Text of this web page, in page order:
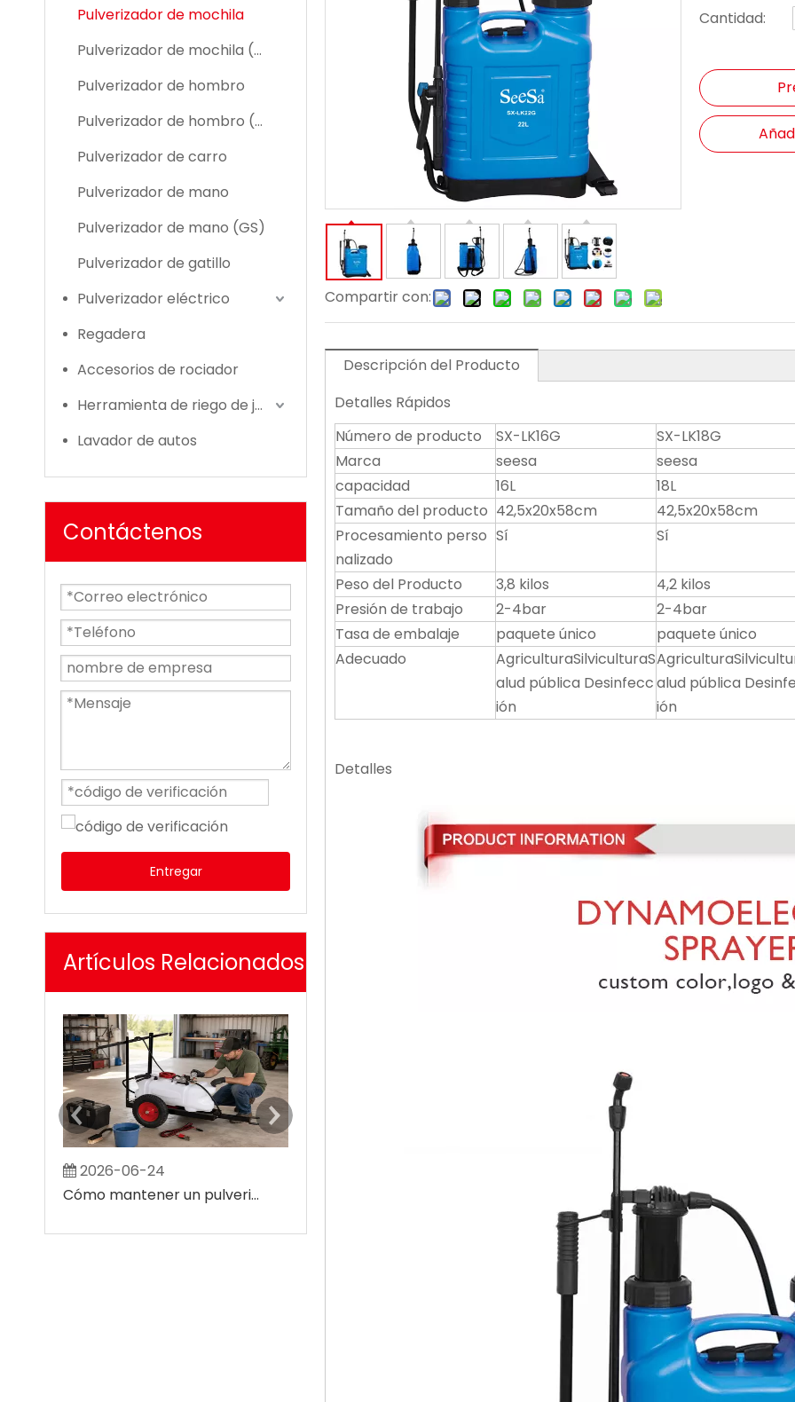
Pulverizador de mochila
Pulverizador de mochila (GS)
Pulverizador de hombro
Pulverizador de hombro (GS)
Pulverizador de carro
Pulverizador de mano
Pulverizador de mano (GS)
Pulverizador de gatillo
Pulverizador eléctrico
Regadera
Accesorios de rociador
Herramienta de riego de jardín
Lavador de autos
Contáctenos
Entregar
Artículos Relacionados
2026-06-24
Cómo mantener un pulverizador agrícola ATV
2026-07-15
Pulverizador de mochila manual o eléctrico: ¿cuál deberían elegir los agricultores?
Compartir con:
Cantidad:
Descripción del Producto
Detalles Rápidos
Número de producto
SX-LK16G SX-LK18G
Marca
seesa seesa
capacidad
16L 18L
Tamaño del producto 42,5x20x58cm 42,5x20x58cm
Procesamiento perso
nalizado
Sí Sí
Peso del Producto 3,8 kilos 4,2 kilos
Presión de trabajo
2-4bar 2-4bar
Tasa de embalaje
paquete único paquete único
Adecuado
AgriculturaSilviculturaS
alud pública Desinfecc
ión
alud pública
ión
Detalles